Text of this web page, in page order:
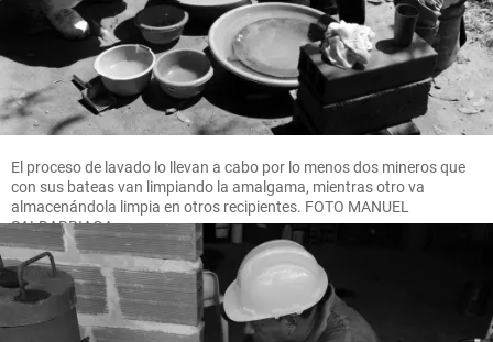
El proceso de lavado lo llevan a cabo por lo menos dos mineros que
con sus bateas van limpiando la amalgama, mientras otro va
almacenándola limpia en otros recipientes. FOTO MANUEL
SALDARRIAGA